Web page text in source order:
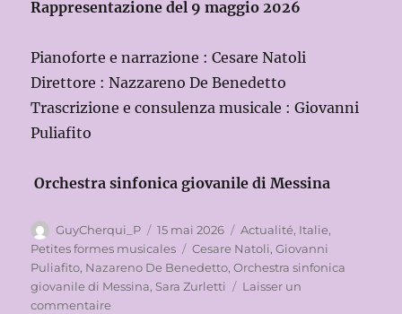
Rappresentazione del 9 maggio 2026
Pianoforte e narrazione : Cesare Natoli
Direttore : Nazzareno De Benedetto
Trascrizione e consulenza musicale : Giovanni
Puliafito
Orchestra sinfonica giovanile di Messina
Auteur
GuyCherqui_P
Publié
le
15 mai 2026 Catégories
Actualité, Italie,
Petites formes musicales
Étiquettes
Cesare Natoli,Giovanni
Puliafito, Nazareno De Benedetto,Orchestra sinfonica
giovanile di Messina, Sara Zurletti
Laisser un
commentairesur